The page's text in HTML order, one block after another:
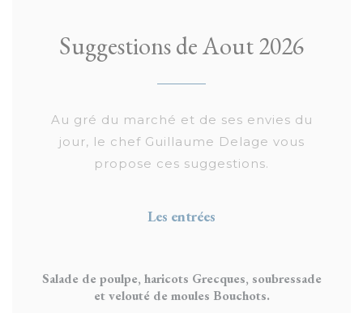
Suggestions de Aout 2026
Au gré du marché et de ses envies du
jour, le chef Guillaume Delage vous
propose ces suggestions.
Les entrées
Salade de poulpe, haricots Grecques, soubressade
et velouté de moules Bouchots.